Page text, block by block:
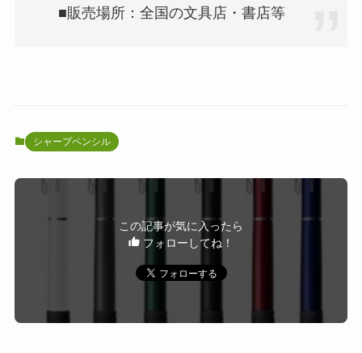
■販売場所：全国の文具店・書店等
シャープペンシル
この記事が気に入ったら
フォローしてね！